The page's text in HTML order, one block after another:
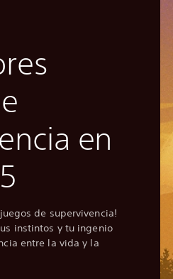
en
de supervivencia!
instintos y tu ingenio
entre la vida y la